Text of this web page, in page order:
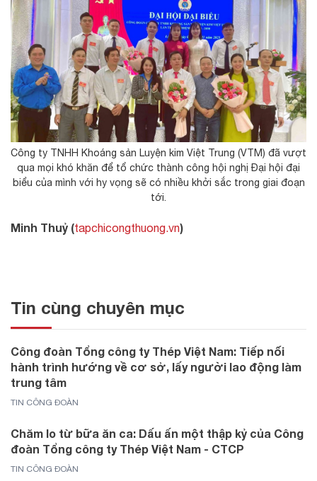
Công ty TNHH Khoáng sản Luyện kim Việt Trung (VTM) đã vượt
qua mọi khó khăn để tổ chức thành công hội nghị Đại hội đại
biểu của mình với hy vọng sẽ có nhiều khởi sắc trong giai đoạn
tới.
Minh Thuỷ (tapchicongthuong.vn)
Tin cùng chuyên mục
Công đoàn Tổng công ty Thép Việt Nam: Tiếp nối
hành trình hướng về cơ sở, lấy người lao động làm
trung tâm
TIN CÔNG ĐOÀN
Chăm lo từ bữa ăn ca: Dấu ấn một thập kỷ của Công
đoàn Tổng công ty Thép Việt Nam - CTCP
TIN CÔNG ĐOÀN